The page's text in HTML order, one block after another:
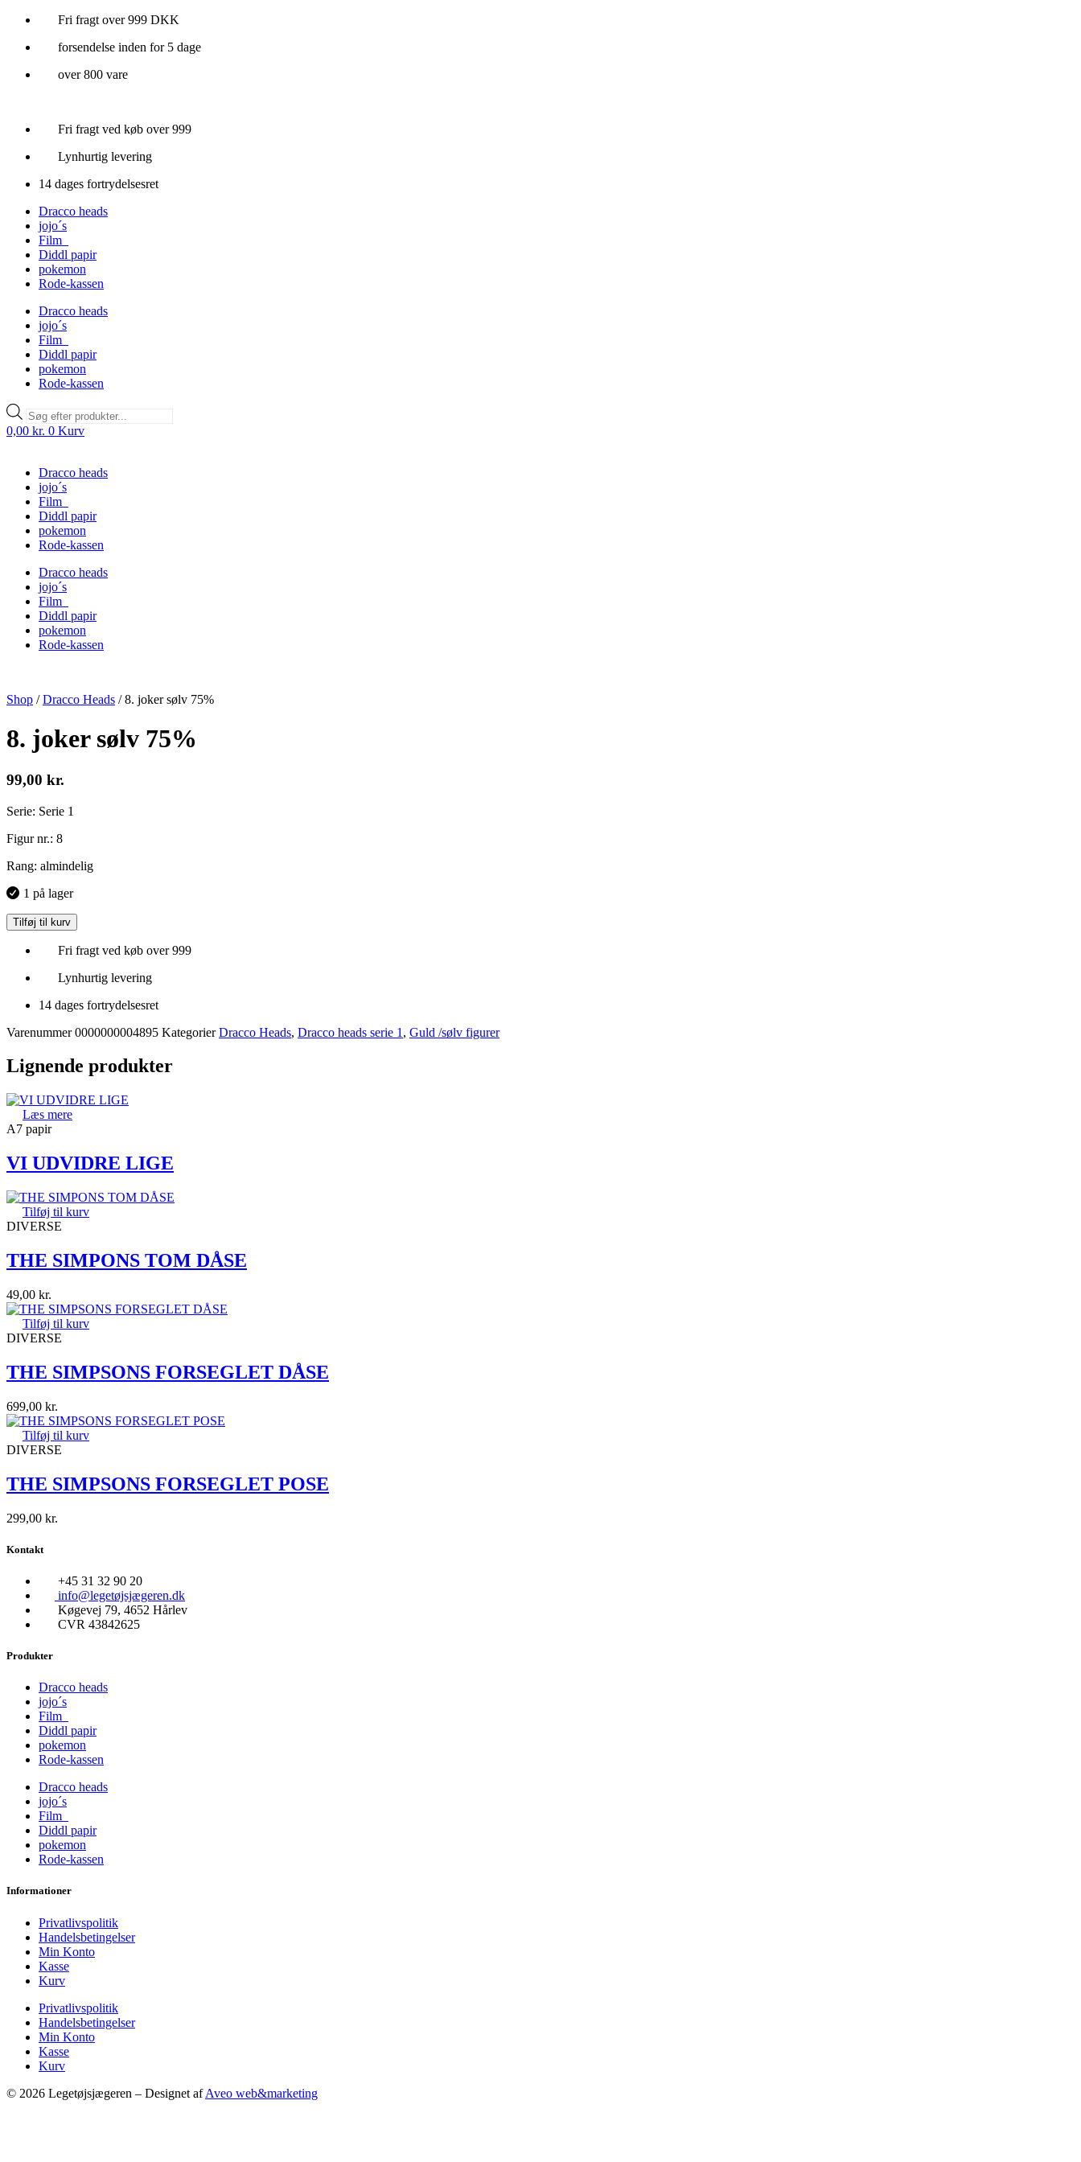
Videre
indhold
Fri fragt over 999 DKK
forsendelse inden for 5 dage
over 800 vare
Fri fragt ved køb over 999
Lynhurtig levering
14 dages fortrydelsesret
Dracco heads
jojo´s
Film
Diddl papir
pokemon
Rode-kassen
Dracco heads
jojo´s
Film
Diddl papir
pokemon
Rode-kassen
Products
search
0,00 kr. 0 Kurv
Dracco heads
jojo´s
Film
Diddl papir
pokemon
Rode-kassen
Dracco heads
jojo´s
Film
Diddl papir
pokemon
Rode-kassen
Shop /Dracco Heads /8. joker sølv 75%
8. joker sølv 75%
99,00 kr.
Serie: Serie 1
Figur nr.: 8
Rang: almindelig
1 på lager
Tilføj til kurv
Fri fragt ved køb over 999
Lynhurtig levering
14 dages fortrydelsesret
Varenummer0000000004895 Kategorier Dracco Heads, Dracco heads serie 1 , Guld /sølv figurer
Lignende produkter
Læs mere
A7 papir
VI UDVIDRE LIGE
Tilføj til kurv
DIVERSE
THE SIMPONS TOM DÅSE
49,00 kr.
Tilføj til kurv
DIVERSE
THE SIMPSONS FORSEGLET DÅSE
699,00 kr.
Tilføj til kurv
DIVERSE
THE SIMPSONS FORSEGLET POSE
299,00 kr.
Kontakt
+45 31 32 90 20
info@legetøjsjægeren.dk
Køgevej 79, 4652 Hårlev
CVR 43842625
Produkter
Dracco heads
jojo´s
Film
Diddl papir
pokemon
Rode-kassen
Dracco heads
jojo´s
Film
Diddl papir
pokemon
Rode-kassen
Informationer
Privatlivspolitik
Handelsbetingelser
Min Konto
Kasse
Kurv
Privatlivspolitik
Handelsbetingelser
Min Konto
Kasse
Kurv
© 2026 Legetøjsjægeren – Designet afAveo web&marketing